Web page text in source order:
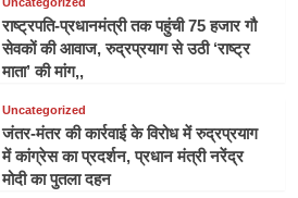
राष्ट्रपति-प्रधानमंत्री तक पहुंची 75 हजार गौ
सेवकों की आवाज, रुद्रप्रयाग से उठी ‘राष्ट्र
माता’ की मांग,,
Uncategorized
जंतर-मंतर की कार्रवाई के विरोध में रुद्रप्रयाग
में कांग्रेस का प्रदर्शन, प्रधान मंत्री नरेंद्र
मोदी का पुतला दहन